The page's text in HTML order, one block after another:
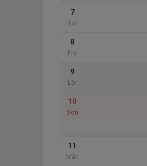
7
Tor
8
Fre
9
Lör
10
Sön
11
Mån